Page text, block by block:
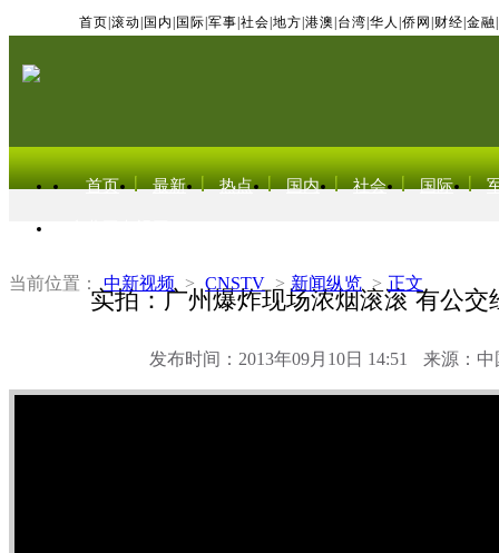
首页 滚动 国内 国际 军事 社会 地方 港澳 台湾 华人 侨网 财经 金融
首页 最新 热点 国内 社会 国际
当前位置： 中新视频 > CNSTV > 新闻纵览 > 正文
实拍：广州爆炸现场浓烟滚滚 有公交
发布时间：2013年09月10日 14:51 来源：中